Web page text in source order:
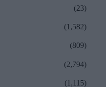
(23)
(1,582)
(809)
(2,794)
(1,115)